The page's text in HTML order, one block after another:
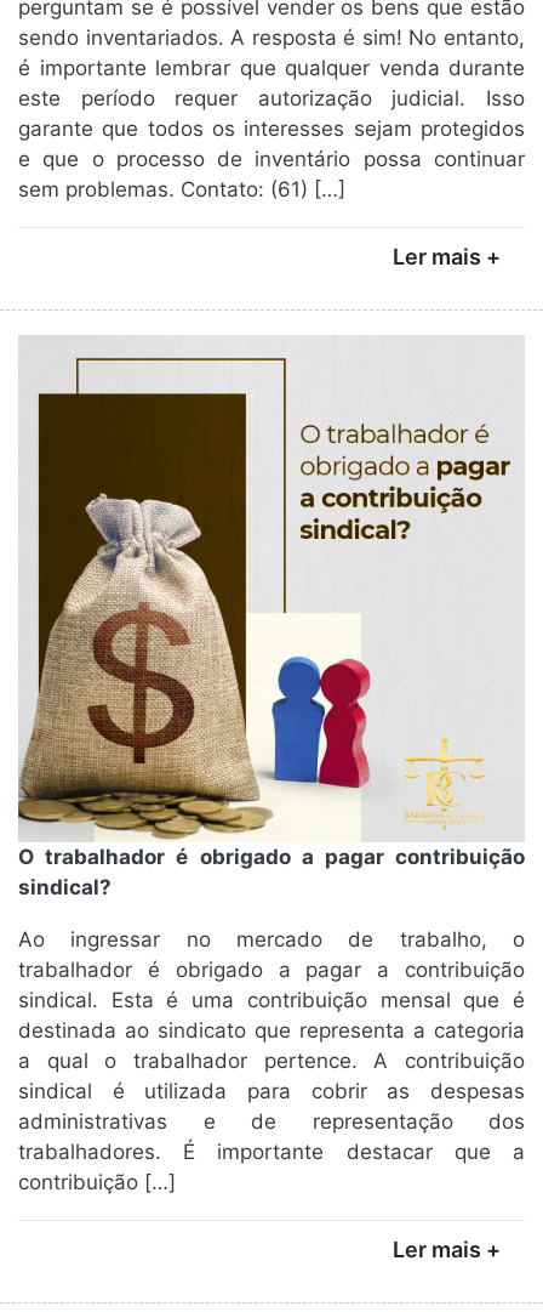
perguntam se é possível vender os bens que estão
sendo inventariados. A resposta é sim! No entanto,
é importante lembrar que qualquer venda durante
este período requer autorização judicial. Isso
garante que todos os interesses sejam protegidos
e que o processo de inventário possa continuar
sem problemas. Contato: (61) […]
Ler mais +
O trabalhador é obrigado a pagar contribuição
sindical?
Ao ingressar no mercado de trabalho, o
trabalhador é obrigado a pagar a contribuição
sindical. Esta é uma contribuição mensal que é
destinada ao sindicato que representa a categoria
a qual o trabalhador pertence. A contribuição
sindical é utilizada para cobrir as despesas
administrativas e de representação dos
trabalhadores. É importante destacar que a
contribuição […]
Ler mais +